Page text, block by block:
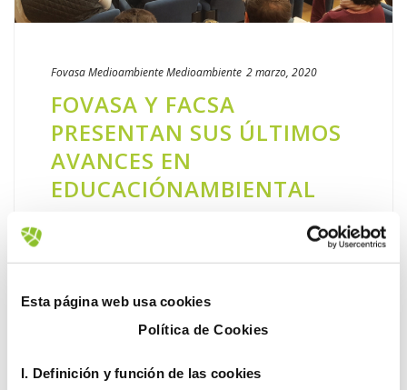
Esta página web usa cookies
Política de Cookies
I. Definición y función de las cookies
Fovasa MedioambienteMedioambiente 2 marzo, 2020
FOVASA Y FACSA
PRESENTAN SUS ÚLTIMOS
AVANCES EN
EDUCACIÓNAMBIENTAL
Cómo las empresas pueden contribuir a
de promover el uso sostenible de los